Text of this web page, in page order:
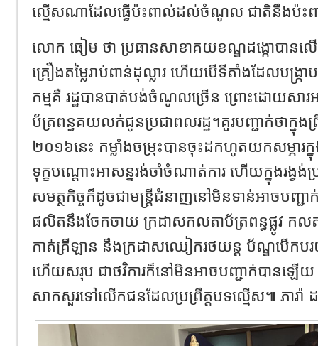
ល្មើសណាដែលធ្វើប៉ះពាល់ដល់ចំណូល ជាតិនឹងប៉ះព
លោក ធៀម ថា ប្រធានសាខាគយខណ្ឌដង្កោបានល
គ្រឿងតម្លៃរាប់ពាន់ដុល្លារ ហើយបើទីតាំងដែលបង្ក្រា
កម្មគឺ រដ្ឋបានបាត់បង់ចំណូលច្រើន ព្រោះដោយសារអ
ប័ត្រពន្ធគយលក់ជូនប្រជាពលរដ្ឋ។គួរបញ្ជាក់ថាក្នុងព្រឹ
២០១៦នេះ កម្លាំងចម្រុះបានចុះដកហូតយកសម្ភារ
ទុក្ខបណ្តោះអាសន្នរង់ចាំចំណាត់ការ ហើយក្នុងរង្វង់
សមត្ថកិច្ចក៏ដូចជាមន្រ្តីជំនាញនៅមិនទាន់អាចបញ្ជា
ផលិតនឹងចែកចាយ ក្រដាសកលតាប័ត្រពន្ធផ្លូវ កល
កាត់គ្រីឡាន នឹងក្រដាសឈៀករថយន្ត ប័ណ្ឌបើកបរ
ហើយសរុប ជាថវិការក៏នៅមិនអាចបញ្ជាក់បានឡើ
សាកសួរទៅលើកជនដែលប្រព្រឹត្តបទល្មើស៕ ភារ៉ា ដ